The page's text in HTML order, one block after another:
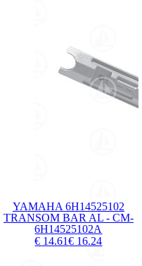
YAMAHA 6H14525102
TRANSOM BAR AL - CM-
6H14525102A
€ 14.61€ 16.24